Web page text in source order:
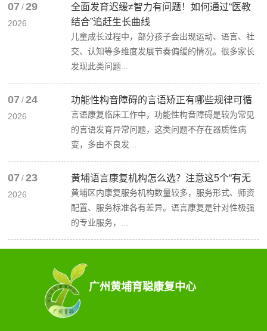
07 / 29
2026
全面发育迟缓≠智力有问题！如何通过“医教
结合”追赶生长曲线
儿童成长过程中，部分孩子会出现运动、语言、社
交、认知等多维度发展节奏偏缓的情况。很多家长
发现此类问题...
07 / 24
2026
功能性构音障碍的言语矫正有哪些规律可循
言语康复临床工作中，功能性构音障碍是较为常见
的言语发育异常问题，这类问题不存在器质性病
变，多由不良发...
07 / 23
2026
黄埔语言康复机构怎么选？注意这5个“有无
黄埔区内康复服务机构数量较多，服务形式、师资
配置、服务标准各有差异。语言康复是针对性极强
的专业服务，...
广州黄埔育聪康复中心